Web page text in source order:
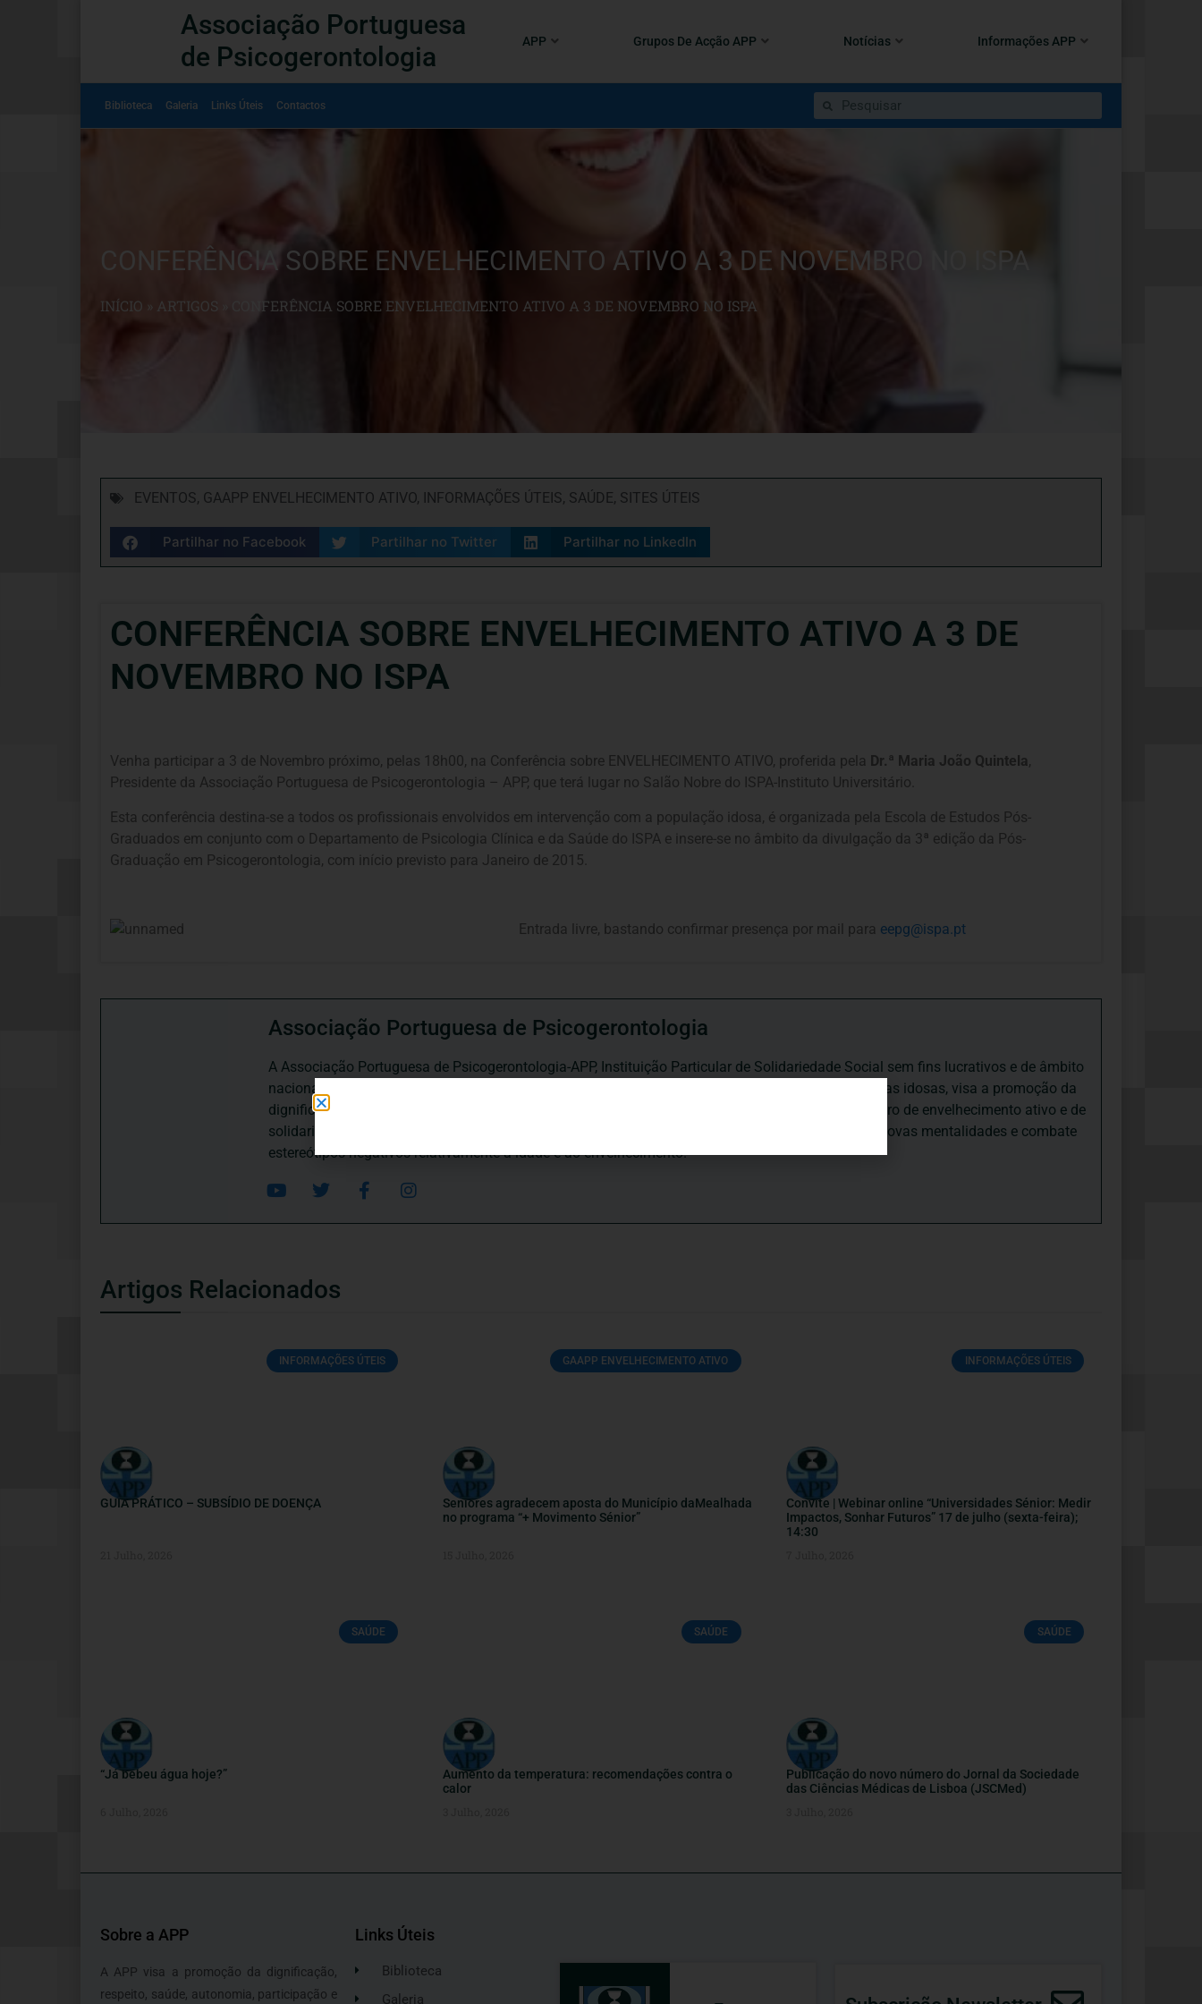
Associação Portuguesa
de Psicogerontologia
APP Grupos De Acção APP Notícias Informações APP
Biblioteca Galeria Links Úteis Contactos
CONFERÊNCIA SOBRE ENVELHECIMENTO ATIVO A 3 DE NOVEMBRO NO ISPA
INÍCIO » ARTIGOS CONFERÊNCIA SOBRE ENVELHECIMENTO ATIVO A 3 DE NOVEMBRO NO ISPA
EVENTOS, GAAPP ENVELHECIMENTO ATIVO, INFORMAÇÕES ÚTEIS, SAÚDE, SITES ÚTEIS
Partilhar no Facebook Partilhar no Twitter Partilhar no LinkedIn
CONFERÊNCIA SOBRE ENVELHECIMENTO ATIVO A 3 DE
NOVEMBRO NO ISPA
Venha participar a 3 de Novembro próximo, pelas 18h00, na Conferência sobre ENVELHECIMENTO ATIVO, proferida pela Dr.ª Maria João Quintela,
Presidente da Associação Portuguesa de Psicogerontologia – APP, que terá lugar no Salão Nobre do ISPA-Instituto Universitário.
Esta conferência destina-se a todos os profissionais envolvidos em intervenção com a população idosa, é organizada pela Escola de Estudos Pós-
Graduados em conjunto com o Departamento de Psicologia Clínica e da Saúde do ISPA e insere-se no âmbito da divulgação da 3ª edição da Pós-
Graduação em Psicogerontologia, com início previsto para Janeiro de 2015.
Entrada livre, bastando confirmar presença por mail para eepg@ispa.pt
Associação Portuguesa de Psicogerontologia
A Associação Portuguesa de Psicogerontologia-APP, Instituição Particular de Solidariedade Social sem fins lucrativos e de âmbito
nacional, dedica-se às questões biopsicológicas e sociais inerentes ao envelhecimento e às pessoas idosas, visa a promoção da
dignificação, respeito, saúde, autonomia, participação e segurança das pessoas idosas, num quadro de envelhecimento ativo e de
solidariedade intergeracional, e de uma sociedade mais inclusiva para todas as idades, promove novas mentalidades e combate
estereótipos negativos relativamente à idade e ao envelhecimento.
Artigos Relacionados
INFORMAÇÕES ÚTEIS
GUIA PRÁTICO – SUBSÍDIO DE DOENÇA
GAAPP ENVELHECIMENTO ATIVO
Seniores agradecem aposta do Município daMealhada
no programa “+ Movimento Sénior”
INFORMAÇÕES ÚTEIS
Convite | Webinar online “Universidades Sénior: Medir
Impactos, Sonhar Futuros” 17 de julho (sexta-feira);
14:30
SAÚDE
“Já bebeu água hoje?”
SAÚDE
Aumento da temperatura: recomendações contra o
calor
SAÚDE
Publicação do novo número do Jornal da Sociedade
das Ciências Médicas de Lisboa (JSCMed)
Sobre a APP
A APP visa a promoção da dignificação,
respeito, saúde, autonomia, participação e
Links Úteis
Biblioteca
Galeria